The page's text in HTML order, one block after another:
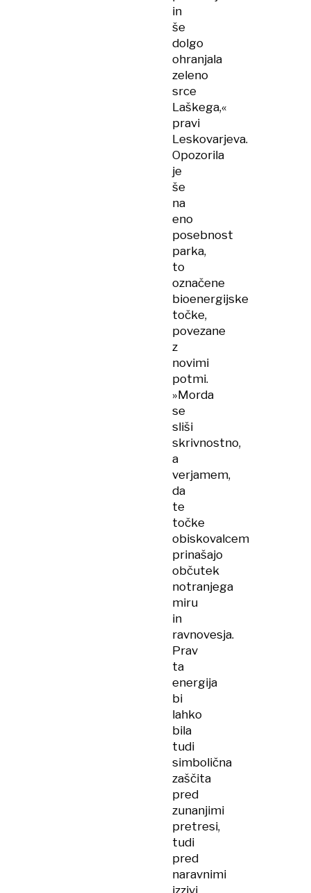
in
še
dolgo
ohranjala
zeleno
srce
Laškega,«
pravi
Leskovarjeva.
Opozorila
je
še
na
eno
posebnost
parka,
to
označene
bioenergijske
točke,
povezane
z
novimi
potmi.
»Morda
se
sliši
skrivnostno,
a
verjamem,
da
te
točke
obiskovalcem
prinašajo
občutek
notranjega
miru
in
ravnovesja.
Prav
ta
energija
bi
lahko
bila
tudi
simbolična
zaščita
pred
zunanjimi
pretresi,
tudi
pred
naravnimi
izzivi,